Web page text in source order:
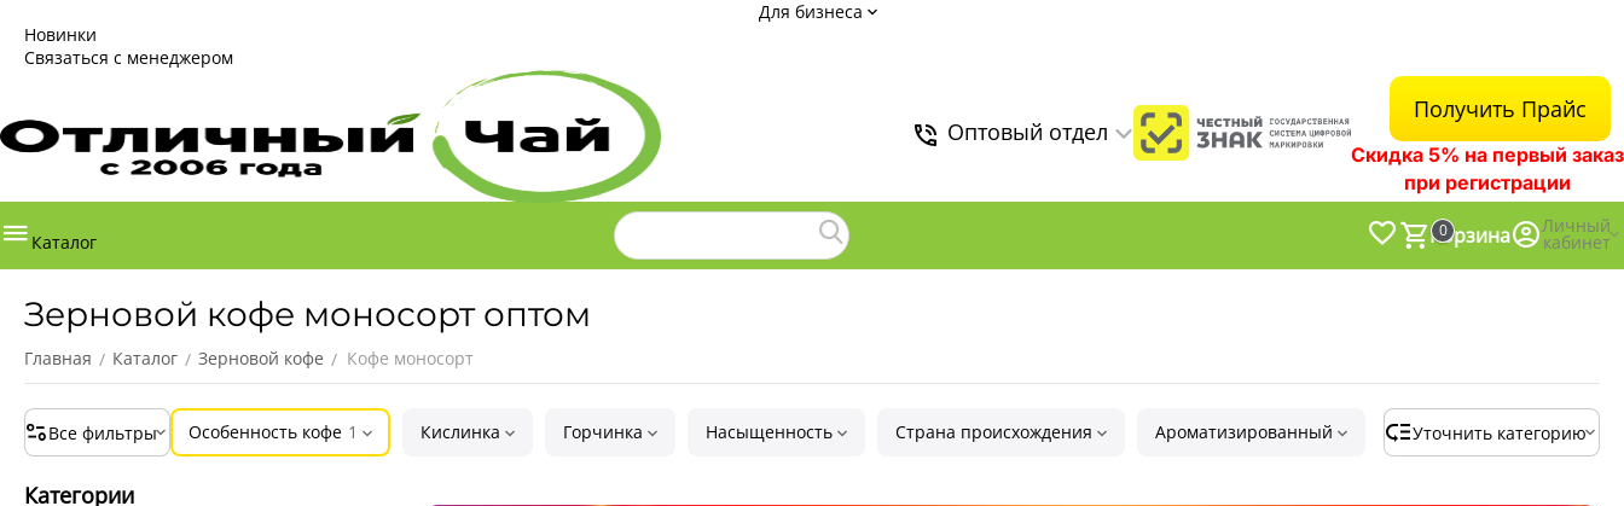
Для бизнеса
Новинки
Связаться с менеджером
Оптовый отдел
Получить Прайс
Скидка 5% на первый заказ
при регистрации
Каталог 0
Корзина Личный
кабинет
Зерновой кофе моносорт оптом
Главная / Каталог / Зерновой кофе / Кофе моносорт
Все фильтры Особенность кофе 1 Кислинка Горчинка Насыщенность Страна происхождения Ароматизированный Уточнить категорию
Категории